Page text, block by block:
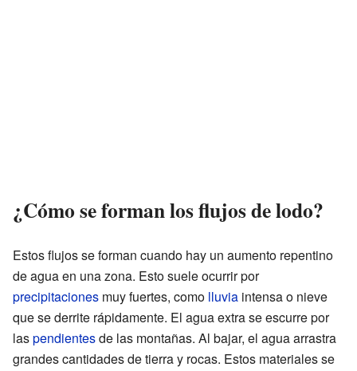
¿Cómo se forman los flujos de lodo?
Estos flujos se forman cuando hay un aumento repentino
de agua en una zona. Esto suele ocurrir por
precipitaciones muy fuertes, como lluvia intensa o nieve
que se derrite rápidamente. El agua extra se escurre por
laspendientesde las montañas. Al bajar, el agua arrastra
grandes cantidades de tierra y rocas. Estos materiales se